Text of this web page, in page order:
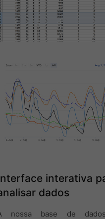
interativa
dados
nossa base de